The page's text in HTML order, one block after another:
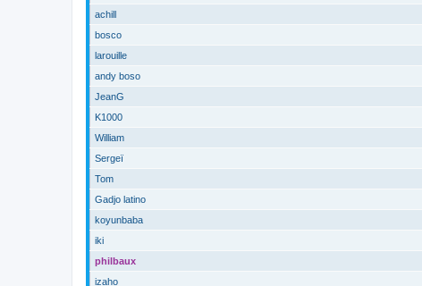
achill
bosco
larouille
andy boso
JeanG
K1000
William
Sergeï
Tom
Gadjo latino
koyunbaba
iki
philbaux
izaho